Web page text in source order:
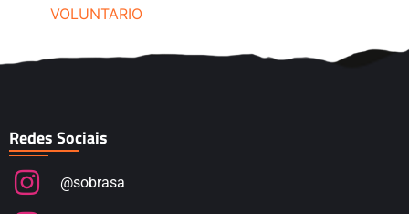
VOLUNTARIO
Redes Sociais
@sobrasa